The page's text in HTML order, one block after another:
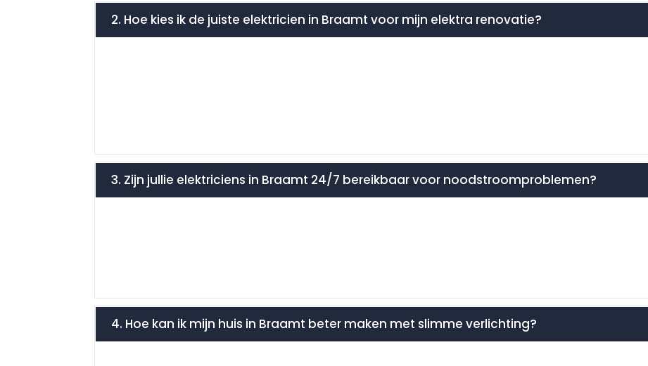
2. Hoe kies ik de juiste elektricien in Braamt voor mijn elektra renovatie?
3. Zijn jullie elektriciens in Braamt 24/7 bereikbaar voor noodstroomproblemen?
4. Hoe kan ik mijn huis in Braamt beter maken met slimme verlichting?